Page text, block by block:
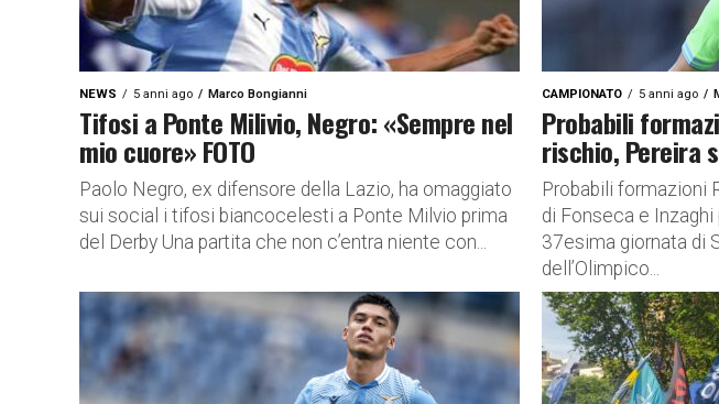
NEWS 5 anni ago Marco Bongianni
Tifosi a Ponte Milivio, Negro: «Sempre nel
mio cuore» FOTO
Paolo Negro, ex difensore della Lazio, ha omaggiato
sui social i tifosi biancocelesti a Ponte Milvio prima
del Derby Una partita che non c’entra niente con...
CAMPIONATO 5 anni ago
Probabili
rischio, Pereira
Probabili formazioni
di Fonseca e
37esima giornata di
dell’Olimpico...